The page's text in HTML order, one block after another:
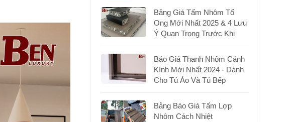
Bảng Giá Tấm Nhôm Tổ
Ong Mới Nhất 2025 & 4 Lưu
Ý Quan Trọng Trước Khi
Báo Giá Thanh Nhôm Cánh
Kính Mới Nhất 2024 - Dành
Cho Tủ Áo Và Tủ Bếp
Bảng Báo Giá Tấm Lợp
Nhôm Cách Nhiệt